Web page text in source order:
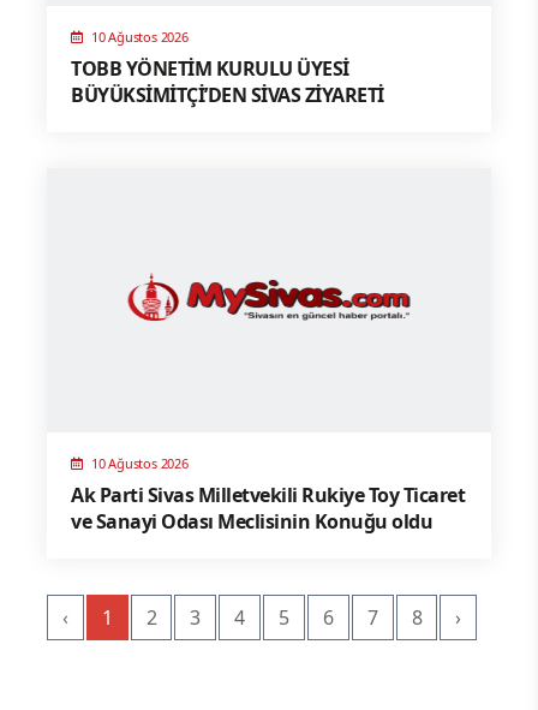
10 Ağustos 2026
TOBB YÖNETİM KURULU ÜYESİ
BÜYÜKSİMİTÇİ’DEN SİVAS ZİYARETİ
10 Ağustos 2026
Ak Parti Sivas Milletvekili Rukiye Toy Ticaret
ve Sanayi Odası Meclisinin Konuğu oldu
‹ 1 2 3 4 5 6 7 8 ›